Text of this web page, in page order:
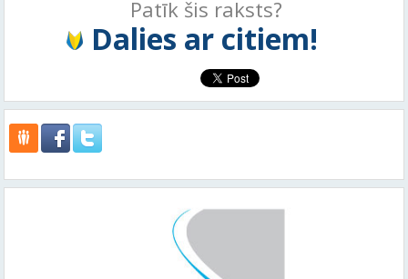
Patīk šis raksts?
Dalies ar citiem!